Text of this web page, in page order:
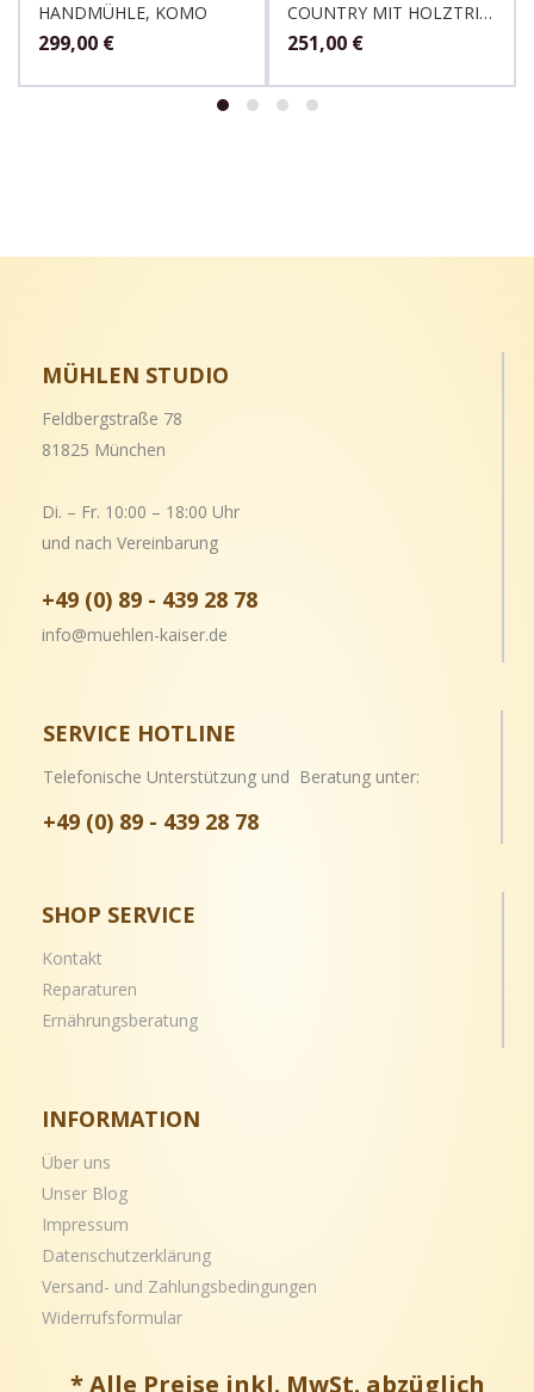
HANDMÜHLE, KOMO
299,00 €
COUNTRY MIT HOLZTRICHTER,SCHNITZER
251,00 €
MÜHLEN STUDIO
Feldbergstraße 78
81825 München
Di. – Fr. 10:00 – 18:00 Uhr
und nach Vereinbarung
+49 (0) 89 - 439 28 78
info@muehlen-kaiser.de
SERVICE HOTLINE
Telefonische Unterstützung und Beratung unter:
+49 (0) 89 - 439 28 78
SHOP SERVICE
Kontakt
Reparaturen
Ernährungsberatung
INFORMATION
Über uns
Unser Blog
Impressum
Datenschutzerklärung
Versand- und Zahlungsbedingungen
Widerrufsformular
* Alle Preise inkl. MwSt. abzüglich